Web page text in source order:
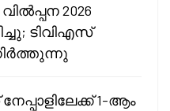
2026
ടിവിഎസ്
1-ആം